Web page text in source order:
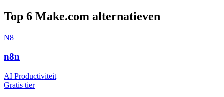
Top 6 Make.com alternatieven
N8
n8n
AI Productiviteit
Gratis tier